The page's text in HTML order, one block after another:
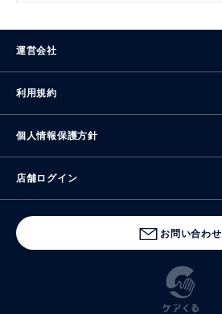
運営会社
利用規約
個人情報保護方針
店舗ログイン
お問い合わせ